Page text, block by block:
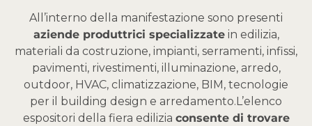
All’interno della manifestazione sono presenti
aziende produttrici specializzatein edilizia,
materiali da costruzione, impianti, serramenti, infissi,
pavimenti, rivestimenti, illuminazione, arredo,
outdoor, HVAC, climatizzazione, BIM, tecnologie
per il building design e arredamento. L’elenco
espositori della fiera edilizia consente di trovare